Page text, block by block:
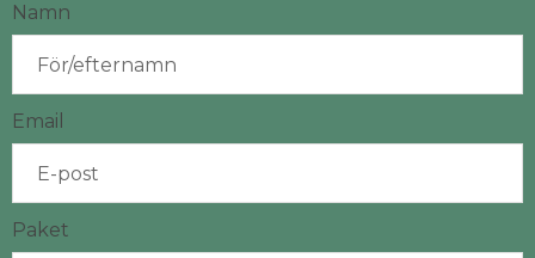
Namn
Email
Paket